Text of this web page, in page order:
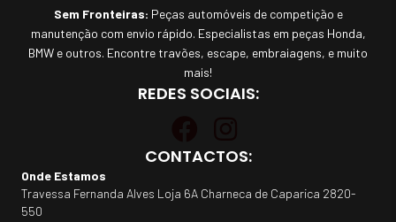
Sem Fronteiras: Peças automóveis de competição e
manutenção com envio rápido. Especialistas em peças Honda,
BMW e outros. Encontre travões, escape, embraiagens, e muito
mais!
REDES SOCIAIS:
CONTACTOS:
Onde Estamos
Travessa Fernanda Alves Loja 6A Charneca de Caparica 2820-
550